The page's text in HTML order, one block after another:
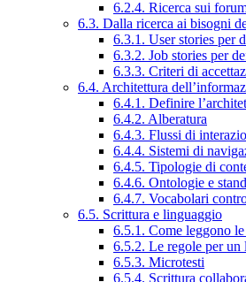
6.2.4. Ricerca sui
6.3. Dalla ricerca ai bisogni
6.3.1. User stories per
6.3.2. Job stories per
6.3.3. Criteri di
6.4. Architettura
6.4.1. Definire
6.4.2. Alberatura
6.4.3. Flussi di
6.4.4. Sistemi di
6.4.5. Tipologie di
6.4.6. Ontologie e
6.4.7. Vocabolari
6.5. Scrittura e linguaggio
6.5.1. Come leggono
6.5.2. Le regole per un
6.5.3. Microtesti
6.5.4. Scrittura